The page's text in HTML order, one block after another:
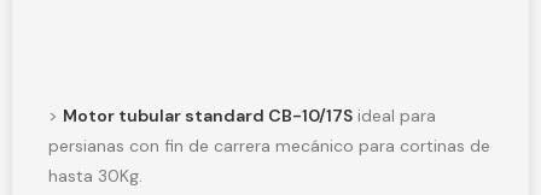
> Motor tubular standard CB-10/17S ideal para
persianas con fin de carrera mecánico para cortinas de
hasta 30Kg.